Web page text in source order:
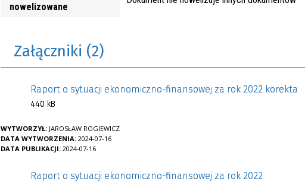
nowelizowane
Załączniki (2)
Raport o sytuacji ekonomiczno-finansowej za rok 2022 korekta
440 kB
WYTWORZYŁ: JAROSŁAW ROGIEWICZ
DATA WYTWORZENIA: 2024-07-16
DATA PUBLIKACJI: 2024-07-16
Raport o sytuacji ekonomiczno-finansowej za rok 2022